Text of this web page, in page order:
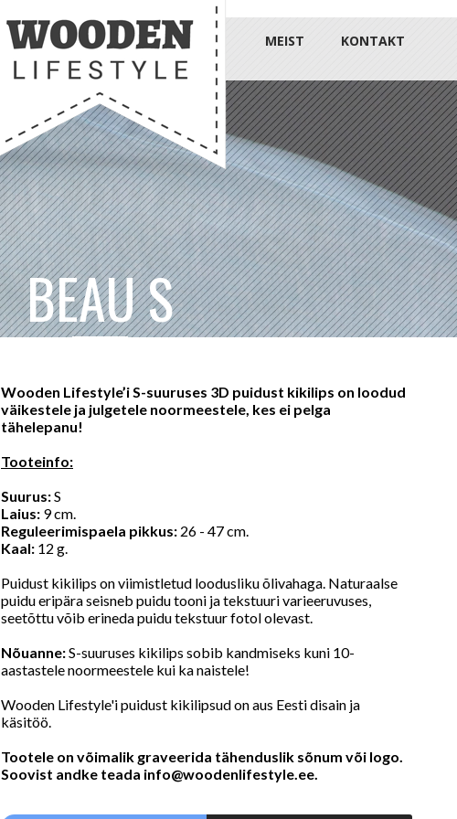
MEIST KONTAKT
BEAU S
Wooden Lifestyle’i S-suuruses 3D puidust kikilips on loodud
väikestele ja julgetele noormeestele, kes ei pelga
tähelepanu!
Tooteinfo:
Suurus:S
Laius: 9 cm.
Reguleerimispaela pikkus: 26 - 47 cm.
Kaal: 12 g.
Puidust kikilips on viimistletud loodusliku õlivahaga. Naturaalse
puidu eripära seisneb puidu tooni ja tekstuuri varieeruvuses,
seetõttu võib erineda puidu tekstuur fotol olevast.
Nõuanne:S-suuruses kikilips sobib kandmiseks kuni 10-
aastastele noormeestele kui ka naistele!
Wooden Lifestyle'i puidust kikilipsud on aus Eesti disain ja
käsitöö.
Tootele on võimalik graveerida tähenduslik sõnum või logo.
Soovist andke teada info@woodenlifestyle.ee.